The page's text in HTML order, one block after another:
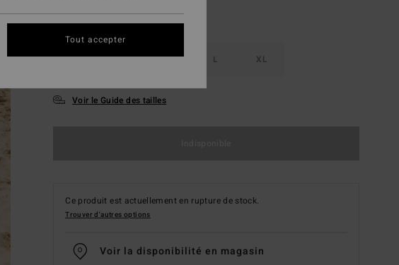
XS S M L XL
Voir le Guide des tailles
Ce produit est actuellement en rupture de stock.
Trouver d'autres options
Voir la disponibilité en magasin
Tout accepter